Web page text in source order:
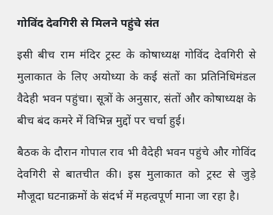
गोविंद देवगिरी से मिलने पहुंचे संत
इसी बीच राम मंदिर ट्रस्ट के कोषाध्यक्ष गोविंद देवगिरी से
मुलाकात के लिए अयोध्या के कई संतों का प्रतिनिधिमंडल
वैदेही भवन पहुंचा। सूत्रों के अनुसार, संतों और कोषाध्यक्ष के
बीच बंद कमरे में विभिन्न मुद्दों पर चर्चा हुई।
बैठक के दौरान गोपाल राव भी वैदेही भवन पहुंचे और गोविंद
देवगिरी से बातचीत की। इस मुलाकात को ट्रस्ट से जुड़े
मौजूदा घटनाक्रमों के संदर्भ में महत्वपूर्ण माना जा रहा है।